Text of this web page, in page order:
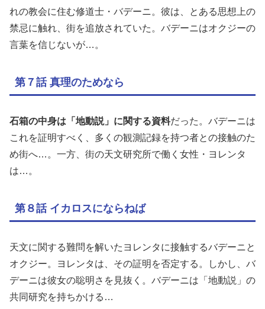
れの教会に住む修道士・バデーニ。彼は、とある思想上の
禁忌に触れ、街を追放されていた。バデーニはオクジーの
言葉を信じないが…。
第７話 真理のためなら
石箱の中身は「地動説」に関する資料だった。バデーニは
これを証明すべく、多くの観測記録を持つ者との接触のた
め街へ…。一方、街の天文研究所で働く女性・ヨレンタ
は…。
第８話 イカロスにならねば
天文に関する難問を解いたヨレンタに接触するバデーニと
オクジー。ヨレンタは、その証明を否定する。しかし、バ
デーニは彼女の聡明さを見抜く。バデーニは「地動説」の
共同研究を持ちかける…